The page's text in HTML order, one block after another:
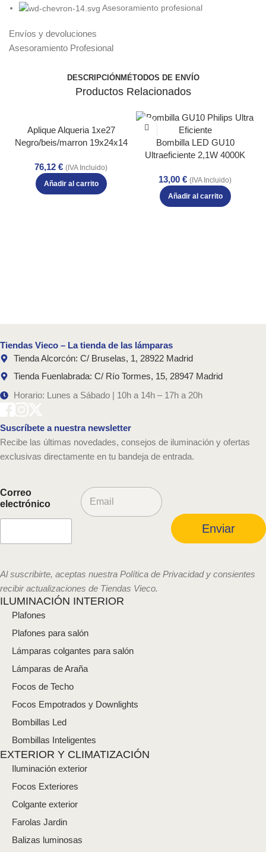
Asesoramiento profesional
Envíos y devoluciones
Asesoramiento Profesional
DESCRIPCIÓN MÉTODOS DE ENVÍO
Productos Relacionados
Aplique Alqueria 1xe27
Negro/beis/marron 19x24x14
76,12 € (IVA Incluido)
Añadir al carrito
Bombilla LED GU10
Ultraeficiente 2,1W 4000K
13,00 € (IVA Incluido)
Añadir al carrito
Tiendas Vieco – La tienda de las lámparas
Tienda Alcorcón: C/ Bruselas, 1, 28922 Madrid
Tienda Fuenlabrada: C/ Río Tormes, 15, 28947 Madrid
Horario: Lunes a Sábado | 10h a 14h – 17h a 20h
Suscríbete a nuestra newsletter
Recibe las últimas novedades, consejos de iluminación y ofertas
exclusivas directamente en tu bandeja de entrada.
Correo
electrónico
C
o
l
c
t
ó
n
i
o
Enviar
Al suscribirte, aceptas nuestra Política de Privacidad y consientes
recibir actualizaciones de Tiendas Vieco.
ILUMINACIÓN INTERIOR
Plafones
Plafones para salón
Lámparas colgantes para salón
Lámparas de Araña
Focos de Techo
Focos Empotrados y Downlights
Bombillas Led
Bombillas Inteligentes
EXTERIOR Y CLIMATIZACIÓN
Iluminación exterior
Focos Exteriores
Colgante exterior
Farolas Jardin
Balizas luminosas